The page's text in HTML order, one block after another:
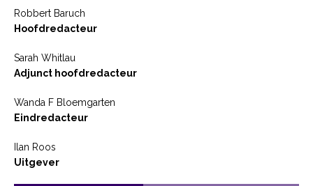
Robbert Baruch
Hoofdredacteur
Sarah Whitlau
Adjunct hoofdredacteur
Wanda F Bloemgarten
Eindredacteur
Ilan Roos
Uitgever